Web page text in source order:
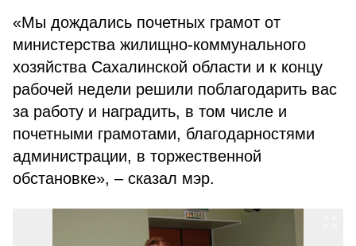
«Мы дождались почетных грамот от
министерства жилищно-коммунального
хозяйства Сахалинской области и к концу
рабочей недели решили поблагодарить вас
за работу и наградить, в том числе и
почетными грамотами, благодарностями
администрации, в торжественной
обстановке», – сказал мэр.